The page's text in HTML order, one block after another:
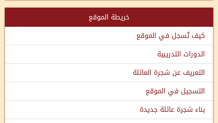
خريطة الموقع
كيف تُسجل في الموقع
الدورات التدريبية
التعريف عن شجرة العائلة
التسجيل في الموقع
بناء شجرة عائلة جديدة